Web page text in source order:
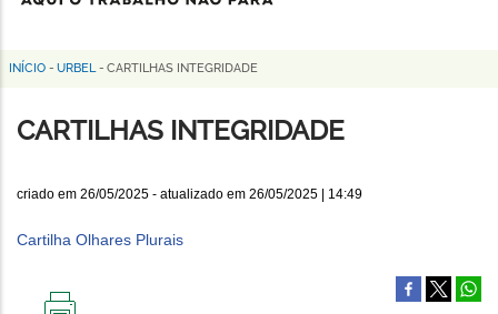
Horizonte
Trilha
de
INÍCIO - URBEL - CARTILHAS INTEGRIDADE
CARTILHAS INTEGRIDADE
criado em 26/05/2025 - atualizado em 26/05/2025 | 14:49
Cartilha Olhares Plurais